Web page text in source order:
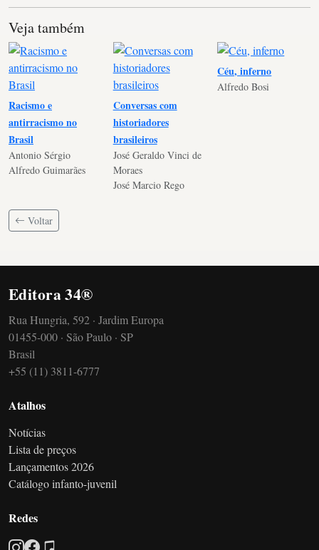
Veja também
Racismo e
antirracismo no
Brasil
Antonio Sérgio
Alfredo Guimarães
Conversas com
historiadores
brasileiros
José Geraldo Vinci de
Moraes
José Marcio Rego
Céu, inferno
Alfredo Bosi
Voltar
Editora 34®
Rua Hungria, 592 · Jardim Europa
01455-000 · São Paulo · SP
Brasil
+55 (11) 3811-6777
Atalhos
Notícias
Lista de preços
Lançamentos 2026
Catálogo infanto-juvenil
Redes